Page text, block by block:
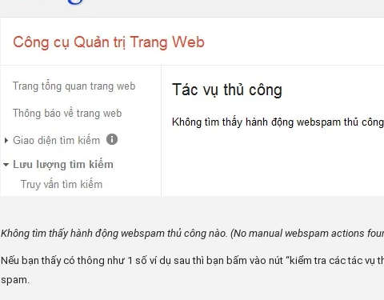
Không tìm thấy hành động webspam thủ công nào. (No manual webspam actions
Nếu bạn thấy có thông như 1 số ví dụ sau thì bạn bấm vào nút “kiểm tra các tác vụ
spam.